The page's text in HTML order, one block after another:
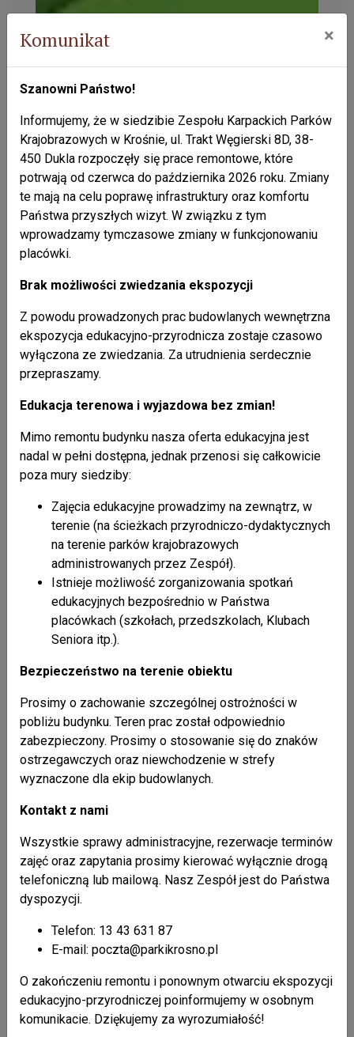
Komunikat ×
Szanowni Państwo!
Informujemy, że w siedzibie Zespołu Karpackich Parków
Krajobrazowych w Krośnie, ul. Trakt Węgierski 8D, 38-
450 Dukla rozpoczęły się prace remontowe, które
potrwają od czerwca do października 2026 roku. Zmiany
te mają na celu poprawę infrastruktury oraz komfortu
Państwa przyszłych wizyt. W związku z tym
wprowadzamy tymczasowe zmiany w funkcjonowaniu
placówki.
Brak możliwości zwiedzania ekspozycji
Z powodu prowadzonych prac budowlanych wewnętrzna
ekspozycja edukacyjno-przyrodnicza zostaje czasowo
wyłączona ze zwiedzania. Za utrudnienia serdecznie
przepraszamy.
Edukacja terenowa i wyjazdowa bez zmian!
Mimo remontu budynku nasza oferta edukacyjna jest
nadal w pełni dostępna, jednak przenosi się całkowicie
poza mury siedziby:
Zajęcia edukacyjne prowadzimy na zewnątrz, w
terenie (na ścieżkach przyrodniczo-dydaktycznych
na terenie parków krajobrazowych
administrowanych przez Zespół).
Istnieje możliwość zorganizowania spotkań
edukacyjnych bezpośrednio w Państwa
placówkach (szkołach, przedszkolach, Klubach
Seniora itp.).
Bezpieczeństwo na terenie obiektu
Prosimy o zachowanie szczególnej ostrożności w
pobliżu budynku. Teren prac został odpowiednio
zabezpieczony. Prosimy o stosowanie się do znaków
ostrzegawczych oraz niewchodzenie w strefy
wyznaczone dla ekip budowlanych.
Kontakt z nami
Wszystkie sprawy administracyjne, rezerwacje terminów
zajęć oraz zapytania prosimy kierować wyłącznie drogą
telefoniczną lub mailową. Nasz Zespół jest do Państwa
dyspozycji.
Telefon: 13 43 631 87
E-mail: poczta@parkikrosno.pl
O zakończeniu remontu i ponownym otwarciu ekspozycji
edukacyjno-przyrodniczej poinformujemy w osobnym
komunikacie. Dziękujemy za wyrozumiałość!